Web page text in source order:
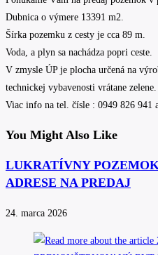
Dubnica o výmere 13391 m2.
Šírka pozemku z cesty je cca 89 m.
Voda, a plyn sa nachádza popri ceste.
V zmysle ÚP je plocha určená na
technickej vybavenosti vrátane zelene.
Viac info na tel. čísle : 0949 826 941
You Might Also Like
LUKRATÍVNY
ADRESE NA PREDAJ
24. marca 2026